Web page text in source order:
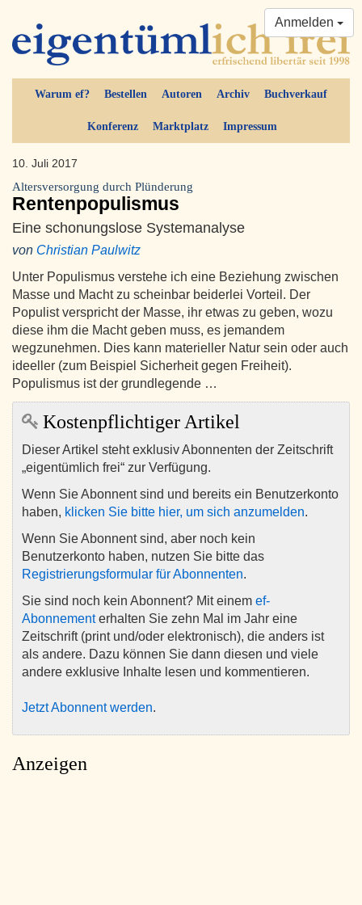
Warum ef? Bestellen Autoren Archiv Buchverkauf
Konferenz Marktplatz Impressum
Anmelden
10. Juli 2017
Altersversorgung durch Plünderung
Rentenpopulismus
Eine schonungslose Systemanalyse
von Christian Paulwitz
Unter Populismus verstehe ich eine Beziehung zwischen
Masse und Macht zu scheinbar beiderlei Vorteil. Der
Populist verspricht der Masse, ihr etwas zu geben, wozu
diese ihm die Macht geben muss, es jemandem
wegzunehmen. Dies kann materieller Natur sein oder auch
ideeller (zum Beispiel Sicherheit gegen Freiheit).
Populismus ist der grundlegende …
Kostenpflichtiger Artikel
Dieser Artikel steht exklusiv Abonnenten der Zeitschrift
„eigentümlich frei“ zur Verfügung.
Wenn Sie Abonnent sind und bereits ein Benutzerkonto
haben, klicken Sie bitte hier, um sich anzumelden.
Wenn Sie Abonnent sind, aber noch kein
Benutzerkonto haben, nutzen Sie bitte das
Registrierungsformular für Abonnenten.
Sie sind noch kein Abonnent? Mit einem ef-
Abonnementerhalten Sie zehn Mal im Jahr eine
Zeitschrift (print und/oder elektronisch), die anders ist
als andere. Dazu können Sie dann diesen und viele
andere exklusive Inhalte lesen und kommentieren.
Jetzt Abonnent werden.
Anzeigen